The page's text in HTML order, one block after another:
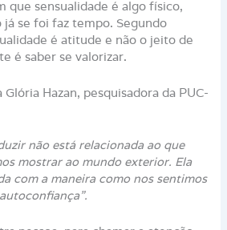
que sensualidade é algo físico,
já se foi faz tempo. Segundo
é atitude e não o jeito de
é saber se valorizar.
Hazan, pesquisadora da PUC-
não está relacionada ao que
mostrar ao mundo exterior. Ela
com a maneira como nos sentimos